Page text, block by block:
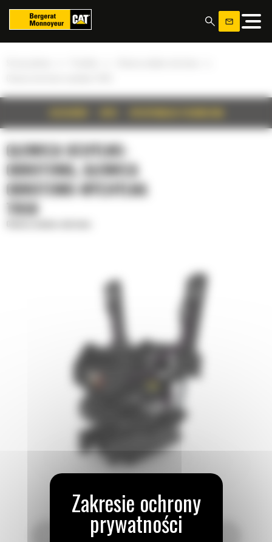
GŁOWICA UCHYLNO-
OBROTOWA, GŁOWICA
OBROTOWO-WYCHYLNA
TRS8
Panel zarządzania plikami cookies